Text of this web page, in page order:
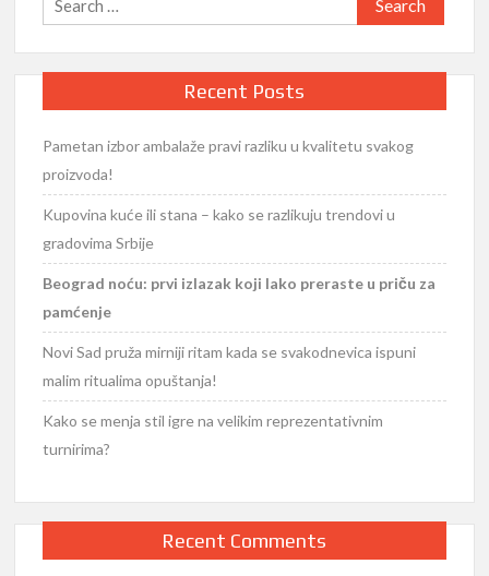
for:
Recent Posts
Pametan izbor ambalaže pravi razliku u kvalitetu svakog
proizvoda!
Kupovina kuće ili stana – kako se razlikuju trendovi u
gradovima Srbije
Beograd noću: prvi izlazak koji lako preraste u priču za
pamćenje
Novi Sad pruža mirniji ritam kada se svakodnevica ispuni
malim ritualima opuštanja!
Kako se menja stil igre na velikim reprezentativnim
turnirima?
Recent Comments